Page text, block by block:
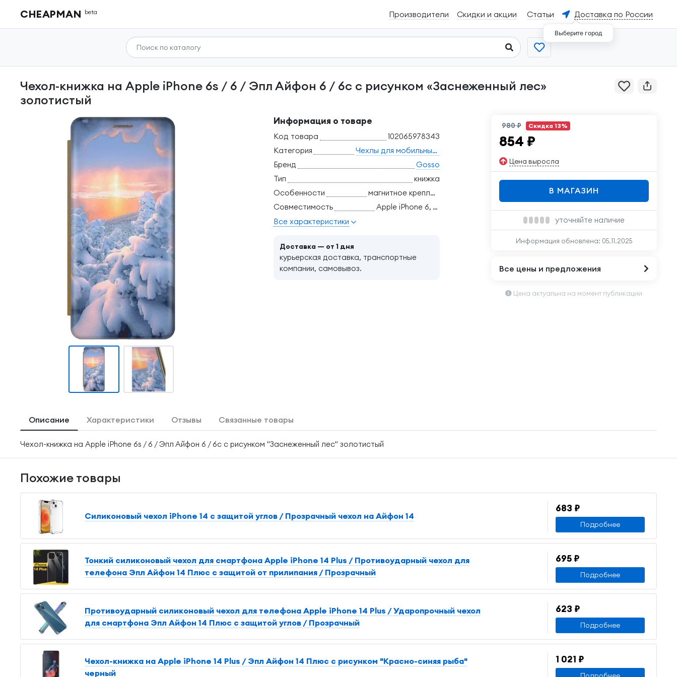
CHEAPMAN beta Производители Скидки и акции Статьи Доставка по России
Выберите город
Чехол-книжка на Apple iPhone 6s / 6 / Эпл Айфон 6 / 6с с рисунком «Заснеженный лес»
золотистый
Информация о товаре
Код товара
102065978343
Категория
Чехлы для мобильных телефонов
Бренд
Gosso
Тип
книжка
Особенности
магнитное крепление, отделение для банковских карт, поддержка беспроводной зарядки, трансформация в подставку, ударопрочный
Совместимость
Apple iPhone 6, Apple iPhone 6S
Все характеристики
Доставка — от 1 дня
курьерская доставка, транспортные
компании, самовывоз.
980 ₽ Скидка 13%
854 ₽
Цена выросла
В МАГАЗИН
уточняйте наличие
Информация обновлена: 05.11.2025
Все цены и предложения
Цена актуальна на момент публикации
Описание Характеристики Отзывы Связанные товары
Чехол-книжка на Apple iPhone 6s / 6 / Эпл Айфон 6 / 6с с рисунком "Заснеженный лес" золотистый
Похожие товары
Силиконовый чехол iPhone 14 с защитой углов / Прозрачный чехол на Айфон 14
683 ₽
Подробнее
Тонкий силиконовый чехол для смартфона Apple iPhone 14 Plus / Противоударный чехол для
телефона Эпл Айфон 14 Плюс с защитой от прилипания / Прозрачный
695 ₽
Подробнее
Противоударный силиконовый чехол для телефона Apple iPhone 14 Plus / Ударопрочный чехол
для смартфона Эпл Айфон 14 Плюс с защитой углов / Прозрачный
623 ₽
Подробнее
Чехол-книжка на Apple iPhone 14 Plus / Эпл Айфон 14 Плюс с рисунком "Красно-синяя рыба"
черный
1 021 ₽